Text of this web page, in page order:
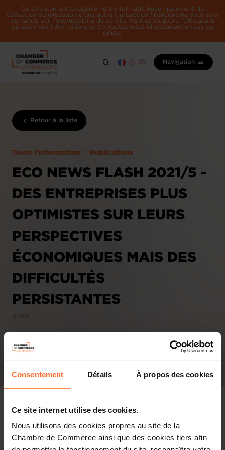
Consentement Détails À propos des cookies
Ce site internet utilise des cookies.
Nous utilisons des cookies propres au site de la
Chambre de Commerce ainsi que des cookies tiers afin
Ce site a un but exclusivement informatif. Aucun paiement de
cotisation ou exécution d'une autre transaction financière ne vous sera
demandé par l'intermédiaire de ce site. Vérifiez toujours l'URL avant
de saisir vos informations et contactez-nous directement en cas de
doute.
Navigation
Retour à la liste
Toute l'information Publications
ECO NEWS FLASH 2021/5 -
DES ENTREPRISES PLUS
OPTIMISTES SUR LEURS
PERSPECTIVES
ÉCONOMIQUES MAIS DES
DIFFICULTÉS
PERSISTANTES